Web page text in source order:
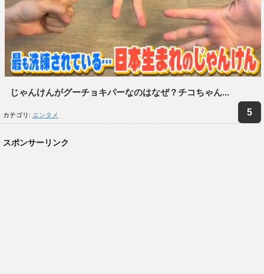
じゃんけんがグーチョキパーなのはなぜ？チコちゃん...
カテゴリ: エンタメ
スポンサーリンク